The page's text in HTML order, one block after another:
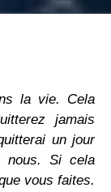
la vie. Cela
jamais
un jour
nous. Si cela
vous faites.